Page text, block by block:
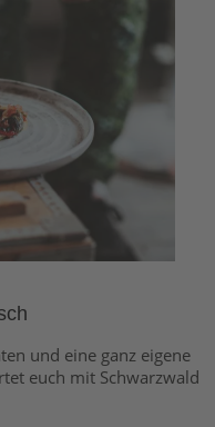
und eine ganz eigene
euch mit Schwarzwald